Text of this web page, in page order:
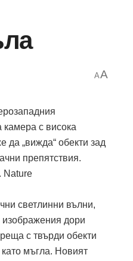
AA
камера с висока
да „вижда“ обекти зад
препятствия.
Nature
светлинни вълни,
изображения дори
с твърди обекти
мъгла. Новият